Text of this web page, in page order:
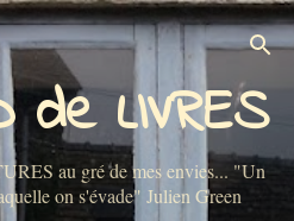
contenu principal
de LIVRES
au gré de mes envies... "Un
on s'évade" Julien Green